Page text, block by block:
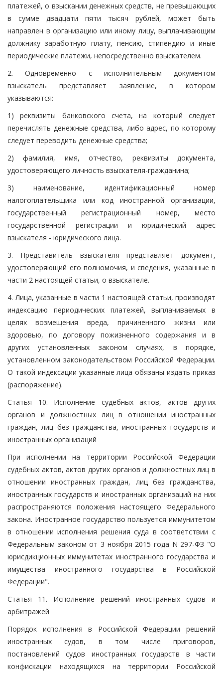
платежей, о взыскании денежных средств, не превышающих
в сумме двадцати пяти тысяч рублей, может быть
направлен в организацию или иному лицу, выплачивающим
должнику заработную плату, пенсию, стипендию и иные
периодические платежи, непосредственно взыскателем.
2. Одновременно с исполнительным документом
взыскатель представляет заявление, в котором
указываются:
1) реквизиты банковского счета, на который следует
перечислять денежные средства, либо адрес, по которому
следует переводить денежные средства;
2) фамилия, имя, отчество, реквизиты документа,
удостоверяющего личность взыскателя-гражданина;
3) наименование, идентификационный номер
налогоплательщика или код иностранной организации,
государственный регистрационный номер, место
государственной регистрации и юридический адрес
взыскателя - юридического лица.
3. Представитель взыскателя представляет документ,
удостоверяющий его полномочия, и сведения, указанные в
части 2 настоящей статьи, о взыскателе.
4. Лица, указанные в части 1 настоящей статьи, производят
индексацию периодических платежей, выплачиваемых в
целях возмещения вреда, причиненного жизни или
здоровью, по договору пожизненного содержания и в
других установленных законом случаях, в порядке,
установленном законодательством Российской Федерации.
О такой индексации указанные лица обязаны издать приказ
(распоряжение).
Статья 10. Исполнение судебных актов, актов других
органов и должностных лиц в отношении иностранных
граждан, лиц без гражданства, иностранных государств и
иностранных организаций
При исполнении на территории Российской Федерации
судебных актов, актов других органов и должностных лиц в
отношении иностранных граждан, лиц без гражданства,
иностранных государств и иностранных организаций на них
распространяются положения настоящего Федерального
закона. Иностранное государство пользуется иммунитетом
в отношении исполнения решения суда в соответствии с
Федеральным законом от 3 ноября 2015 года N 297-ФЗ "О
юрисдикционных иммунитетах иностранного государства и
имущества иностранного государства в Российской
Федерации".
Статья 11. Исполнение решений иностранных судов и
арбитражей
Порядок исполнения в Российской Федерации решений
иностранных судов, в том числе приговоров,
постановлений судов иностранных государств в части
конфискации находящихся на территории Российской